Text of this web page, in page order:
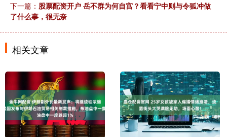
下一篇： 股票配资开户 岳不群为何自宫？看看宁中则与令狐冲做
了什么事，很无奈
相关文章